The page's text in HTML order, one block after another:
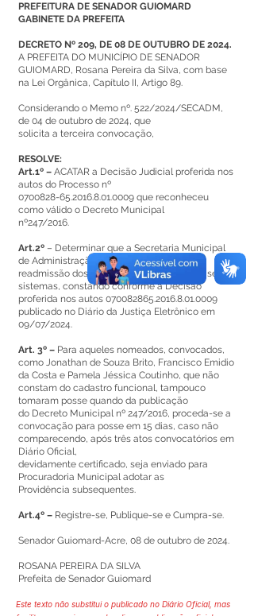
PREFEITURA DE SENADOR GUIOMARD
GABINETE DA PREFEITA
DECRETO Nº 209, DE 08 DE OUTUBRO DE 2024.
A PREFEITA DO MUNICÍPIO DE SENADOR
GUIOMARD, Rosana Pereira da Silva, com base
na Lei Orgânica, Capítulo II, Artigo 89.
Considerando o Memo nº. 522/2024/SECADM,
de 04 de outubro de 2024, que
solicita a terceira convocação,
RESOLVE:
Art.1º – ACATAR a Decisão Judicial proferida nos
autos do Processo nº
0700828-65.2016.8.01.0009 que reconheceu
como válido o Decreto Municipal
nº247/2016.
Art.2º – Determinar que a Secretaria Municipal
de Administração, proceda aos atos de
readmissão dos demitidos, constantes em seus
sistemas, constando conforme a Decisão
proferida nos autos 070082865.2016.8.01.0009
publicado no Diário da Justiça Eletrônico em
09/07/2024.
Art. 3º – Para aqueles nomeados, convocados,
como Jonathan de Souza Brito, Francisco Emidio
da Costa e Pamela Jéssica Coutinho, que não
constam do cadastro funcional, tampouco
tomaram posse quando da publicação
do Decreto Municipal nº 247/2016, proceda-se a
convocação para posse em 15 dias, caso não
comparecendo, após três atos convocatórios em
Diário Oficial,
devidamente certificado, seja enviado para
Procuradoria Municipal adotar as
Providência subsequentes.
Art.4º – Registre-se, Publique-se e Cumpra-se.
Senador Guiomard-Acre, 08 de outubro de 2024.
ROSANA PEREIRA DA SILVA
Prefeita de Senador Guiomard
Este texto não substitui o publicado no Diário Oficial, mas